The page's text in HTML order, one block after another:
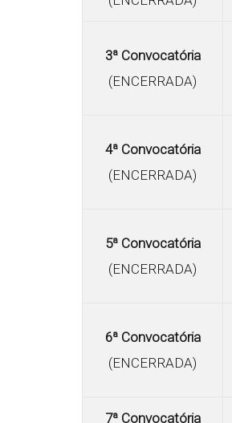
3ª Convocatória
(ENCERRADA)
4ª Convocatória
(ENCERRADA)
5ª Convocatória
(ENCERRADA)
6ª Convocatória
(ENCERRADA)
7ª Convocatória